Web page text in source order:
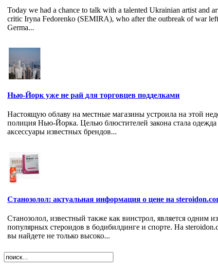
Today we had a chance to talk with a talented Ukrainian artist and
critic Iryna Fedorenko (SEMIRA), who after the outbreak of war
Germa...
Нью-Йорк уже не рай для торговцев подделками
Настоящую облаву на местные магазины устроила на этой
полиция Нью-Йорка. Целью блюстителей закона стала
аксессуары известных брендов...
Станозолол: актуальная информация о цене на
Станозолол, известный также как винстрол, является одним из
популярных стероидов в бодибилдинге и спорте. На
вы найдете не только высоко...